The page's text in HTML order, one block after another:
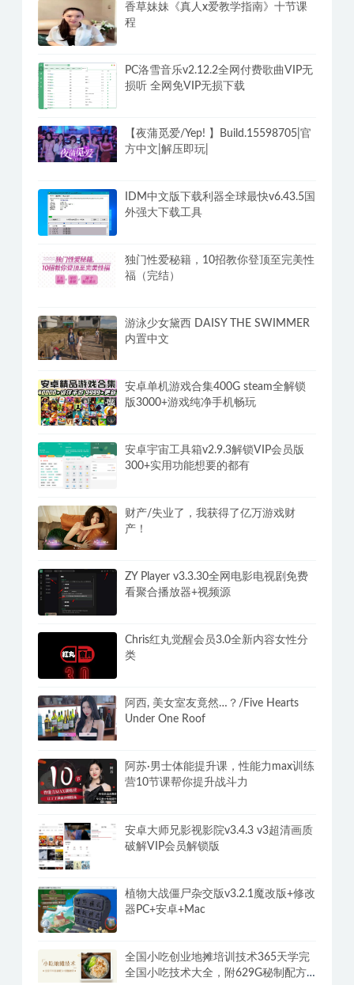
香草妹妹《真人x爱教学指南》十节课
程
PC洛雪音乐v2.12.2全网付费歌曲VIP无
损听 全网免VIP无损下载
【夜蒲觅爱/Yep! 】Build.15598705|官
方中文|解压即玩|
IDM中文版下载利器全球最快v6.43.5国
外强大下载工具
独门性爱秘籍，10招教你登顶至完美性
福（完结）
游泳少女黛西 DAISY THE SWIMMER
内置中文
安卓单机游戏合集400G steam全解锁
版3000+游戏纯净手机畅玩
安卓宇宙工具箱v2.9.3解锁VIP会员版
300+实用功能想要的都有
财产/失业了，我获得了亿万游戏财
产！
ZY Player v3.3.30全网电影电视剧免费
看聚合播放器+视频源
Chris红丸觉醒会员3.0全新内容女性分
类
阿西, 美女室友竟然…？/Five Hearts
Under One Roof
阿苏·男士体能提升课，性能力max训练
营10节课帮你提升战斗力
安卓大师兄影视影院v3.4.3 v3超清画质
破解VIP会员解锁版
植物大战僵尸杂交版v3.2.1魔改版+修改
器PC+安卓+Mac
全国小吃创业地摊培训技术365天学完
全国小吃技术大全，附629G秘制配方